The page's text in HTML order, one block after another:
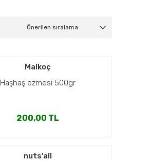
Malkoç
Haşhaş ezmesi 500gr
200,00 TL
nuts'all